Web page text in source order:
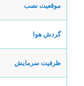
موقعیت نصب
گردش هوا
ظرفیت سرمایش